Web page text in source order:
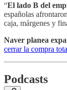
“El lado B del
españolas
caja, márgenes y
Naver planea
cerrar la compra
Podcasts